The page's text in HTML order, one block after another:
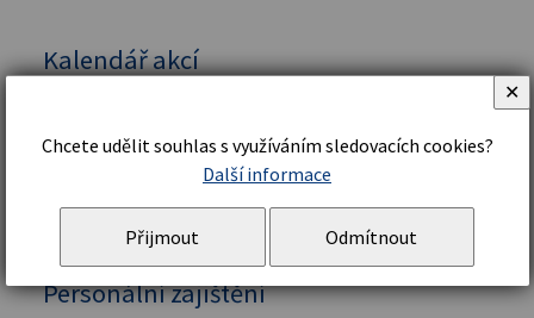
Kalendář akcí
Organizační řád a struktura
Školní řád
Personální zajištění
Chcete udělit souhlas s využíváním sledovacích cookies?
Další informace
Přijmout Odmítnout
✕